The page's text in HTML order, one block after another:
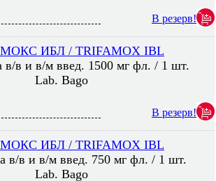
В резерв!
ИБЛ / TRIFAMOX IBL
в/в и в/м введ. 1500 мг фл. / 1 шт.
Lab. Bago
В резерв!
ИБЛ / TRIFAMOX IBL
в/в и в/м введ. 750 мг фл. / 1 шт.
Lab. Bago